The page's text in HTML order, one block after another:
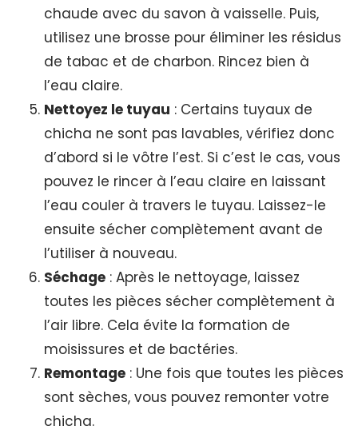
chaude avec du savon à vaisselle. Puis,
utilisez une brosse pour éliminer les résidus
de tabac et de charbon. Rincez bien à
l’eau claire.
Nettoyez le tuyau : Certains tuyaux de
chicha ne sont pas lavables, vérifiez donc
d’abord si le vôtre l’est. Si c’est le cas, vous
pouvez le rincer à l’eau claire en laissant
l’eau couler à travers le tuyau. Laissez-le
ensuite sécher complètement avant de
l’utiliser à nouveau.
Séchage : Après le nettoyage, laissez
toutes les pièces sécher complètement à
l’air libre. Cela évite la formation de
moisissures et de bactéries.
Remontage : Une fois que toutes les pièces
sont sèches, vous pouvez remonter votre
chicha.